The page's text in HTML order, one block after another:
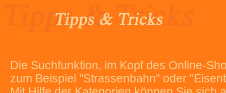
Die Suchfunktion, im Kopf des Online-
zum Beispiel "Strassenbahn" oder